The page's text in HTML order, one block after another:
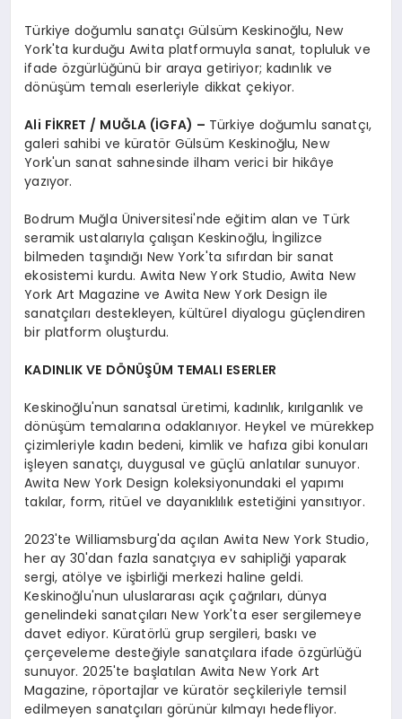
Türkiye doğumlu sanatçı Gülsüm Keskinoğlu, New
York'ta kurduğu Awita platformuyla sanat, topluluk ve
ifade özgürlüğünü bir araya getiriyor; kadınlık ve
dönüşüm temalı eserleriyle dikkat çekiyor.
Ali FİKRET / MUĞLA (İGFA) – Türkiye doğumlu sanatçı,
galeri sahibi ve küratör Gülsüm Keskinoğlu, New
York'un sanat sahnesinde ilham verici bir hikâye
yazıyor.
Bodrum Muğla Üniversitesi'nde eğitim alan ve Türk
seramik ustalarıyla çalışan Keskinoğlu, İngilizce
bilmeden taşındığı New York'ta sıfırdan bir sanat
ekosistemi kurdu. Awita New York Studio, Awita New
York Art Magazine ve Awita New York Design ile
sanatçıları destekleyen, kültürel diyalogu güçlendiren
bir platform oluşturdu.
KADINLIK VE DÖNÜŞÜM TEMALI ESERLER
Keskinoğlu'nun sanatsal üretimi, kadınlık, kırılganlık ve
dönüşüm temalarına odaklanıyor. Heykel ve mürekkep
çizimleriyle kadın bedeni, kimlik ve hafıza gibi konuları
işleyen sanatçı, duygusal ve güçlü anlatılar sunuyor.
Awita New York Design koleksiyonundaki el yapımı
takılar, form, ritüel ve dayanıklılık estetiğini yansıtıyor.
2023'te Williamsburg'da açılan Awita New York Studio,
her ay 30'dan fazla sanatçıya ev sahipliği yaparak
sergi, atölye ve işbirliği merkezi haline geldi.
Keskinoğlu'nun uluslararası açık çağrıları, dünya
genelindeki sanatçıları New York'ta eser sergilemeye
davet ediyor. Küratörlü grup sergileri, baskı ve
çerçeveleme desteğiyle sanatçılara ifade özgürlüğü
sunuyor. 2025'te başlatılan Awita New York Art
Magazine, röportajlar ve küratör seçkileriyle temsil
edilmeyen sanatçıları görünür kılmayı hedefliyor.